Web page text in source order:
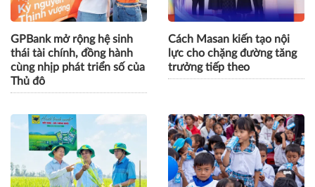
GPBank mở rộng hệ sinh
thái tài chính, đồng hành
cùng nhịp phát triển số của
Thủ đô
Cách Masan kiến tạo nội
lực cho chặng đường tăng
trưởng tiếp theo